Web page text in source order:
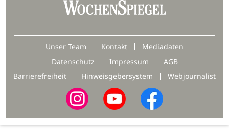
Unser Team Kontakt
Mediadaten
Datenschutz
Impressum
AGB
Barrierefreiheit
Hinweisgebersystem Webjournalist